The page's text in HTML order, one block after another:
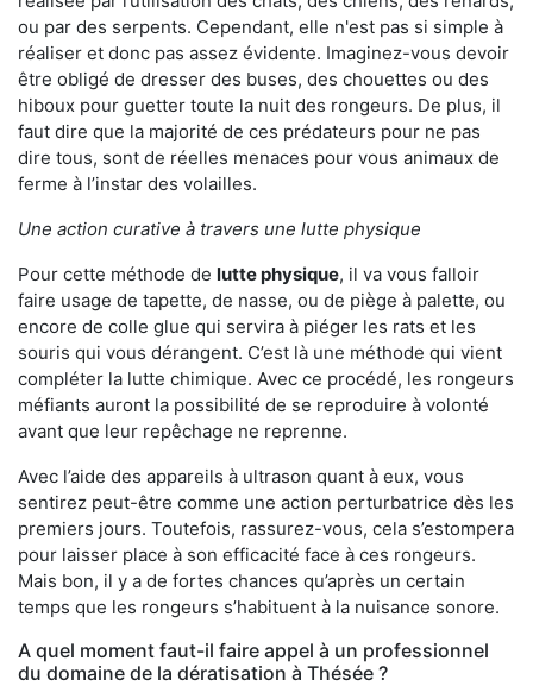
ou par des serpents. Cependant, elle n'est pas si simple à
réaliser et donc pas assez évidente. Imaginez-vous devoir
être obligé de dresser des buses, des chouettes ou des
hiboux pour guetter toute la nuit des rongeurs. De plus, il
faut dire que la majorité de ces prédateurs pour ne pas
dire tous, sont de réelles menaces pour vous animaux de
ferme à l’instar des volailles.
Une action curative à travers une lutte physique
Pour cette méthode de lutte physique, il va vous falloir
faire usage de tapette, de nasse, ou de piège à palette, ou
encore de colle glue qui servira à piéger les rats et les
souris qui vous dérangent. C’est là une méthode qui vient
compléter la lutte chimique. Avec ce procédé, les rongeurs
méfiants auront la possibilité de se reproduire à volonté
avant que leur repêchage ne reprenne.
Avec l’aide des appareils à ultrason quant à eux, vous
sentirez peut-être comme une action perturbatrice dès les
premiers jours. Toutefois, rassurez-vous, cela s’estompera
pour laisser place à son efficacité face à ces rongeurs.
Mais bon, il y a de fortes chances qu’après un certain
temps que les rongeurs s’habituent à la nuisance sonore.
A quel moment faut-il faire appel à un professionnel
du domaine de la dératisation à Thésée ?